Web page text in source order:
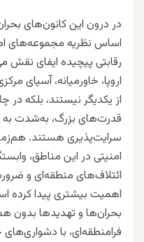
در درون این کانون‌های
اساس نظریه مجموعه‌های
رقابتی پیچیده ایفای نقش
اروپا، خاورمیانه، آسیای
از یکدیگر نیستند، بلکه
قدرت‌های بزرگ، به‌شدت
سرایت‌پذیری هستند.
امنیتی در این مناطق،
ائتلاف‌های منطقه‌ای و
اهمیت بیشتری پیدا کرده
بحران‌ها و تهدیدها بدون
فرامنطقه‌ای، با